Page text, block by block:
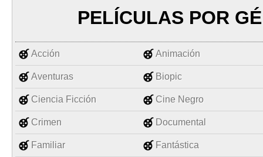
PELÍCULAS POR
Acción Animación
Aventuras Biopic
Ciencia Ficción Cine Negro
Crimen Documental
Familiar Fantástica